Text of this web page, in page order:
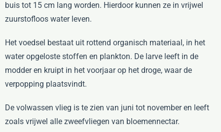
buis tot 15 cm lang worden. Hierdoor kunnen ze in vrijwel
zuurstofloos water leven.
Het voedsel bestaat uit rottend organisch materiaal, in het
water opgeloste stoffen en plankton. De larve leeft in de
modder en kruipt in het voorjaar op het droge, waar de
verpopping plaatsvindt.
De volwassen vlieg is te zien van juni tot november en leeft
zoals vrijwel alle zweefvliegen van bloemennectar.